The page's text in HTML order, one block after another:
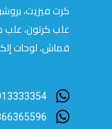
كرت فيزيت،
علب كرتون، علب
قماش، لوحات